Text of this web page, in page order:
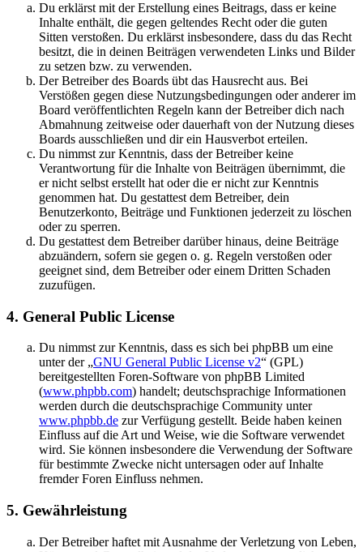
Du erklärst mit der Erstellung eines Beitrags, dass er keine
Inhalte enthält, die gegen geltendes Recht oder die guten
Sitten verstoßen. Du erklärst insbesondere, dass du das Recht
besitzt, die in deinen Beiträgen verwendeten Links und Bilder
zu setzen bzw. zu verwenden.
Der Betreiber des Boards übt das Hausrecht aus. Bei
Verstößen gegen diese Nutzungsbedingungen oder anderer im
Board veröffentlichten Regeln kann der Betreiber dich nach
Abmahnung zeitweise oder dauerhaft von der Nutzung dieses
Boards ausschließen und dir ein Hausverbot erteilen.
Du nimmst zur Kenntnis, dass der Betreiber keine
Verantwortung für die Inhalte von Beiträgen übernimmt, die
er nicht selbst erstellt hat oder die er nicht zur Kenntnis
genommen hat. Du gestattest dem Betreiber, dein
Benutzerkonto, Beiträge und Funktionen jederzeit zu löschen
oder zu sperren.
Du gestattest dem Betreiber darüber hinaus, deine Beiträge
abzuändern, sofern sie gegen o. g. Regeln verstoßen oder
geeignet sind, dem Betreiber oder einem Dritten Schaden
zuzufügen.
4. General Public License
Du nimmst zur Kenntnis, dass es sich bei phpBB um eine
unter der „GNU General Public License v2“ (GPL)
bereitgestellten Foren-Software von phpBB Limited
(www.phpbb.com) handelt; deutschsprachige Informationen
werden durch die deutschsprachige Community unter
www.phpbb.de zur Verfügung gestellt. Beide haben keinen
Einfluss auf die Art und Weise, wie die Software verwendet
wird. Sie können insbesondere die Verwendung der Software
für bestimmte Zwecke nicht untersagen oder auf Inhalte
fremder Foren Einfluss nehmen.
5. Gewährleistung
Der Betreiber haftet mit Ausnahme der Verletzung von Leben,